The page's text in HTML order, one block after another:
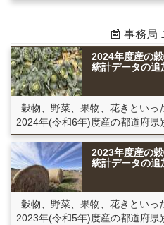
📰 事務局
2024年度産の
統計データの追
穀物、野菜、果物、花きといっ
2024年(令和6年)度産の都道府県
2023年度産の
統計データの追
穀物、野菜、果物、花きといっ
2023年(令和5年)度産の都道府県